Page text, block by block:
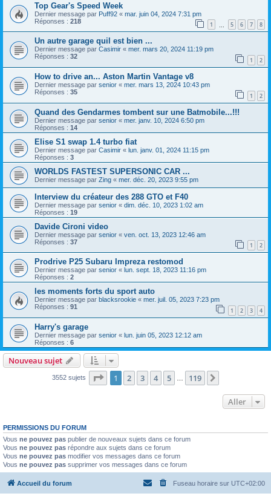
Top Gear's Speed Week
Dernier message par Puff92 « mar. juin 04, 2024 7:31 pm
Réponses : 218 1 5 6 7 8
Un autre garage quil est bien ...
Dernier message par Casimir « mer. mars 20, 2024 11:19 pm
Réponses : 32 1 2
How to drive an... Aston Martin Vantage v8
Dernier message par senior « mer. mars 13, 2024 10:43 pm
Réponses : 35 1 2
Quand des Gendarmes tombent sur une Batmobile...!!!
Dernier message par senior « mer. janv. 10, 2024 6:50 pm
Réponses : 14
Elise S1 swap 1.4 turbo fiat
Dernier message par Casimir « lun. janv. 01, 2024 11:15 pm
Réponses : 3
WORLDS FASTEST SUPERSONIC CAR ...
Dernier message par Zing « mer. déc. 20, 2023 9:55 pm
Interview du créateur des 288 GTO et F40
Dernier message par senior « dim. déc. 10, 2023 1:02 am
Réponses : 19
Davide Cironi video
Dernier message par senior « ven. oct. 13, 2023 12:46 am
Réponses : 37 1 2
Prodrive P25 Subaru Impreza restomod
Dernier message par senior « lun. sept. 18, 2023 11:16 pm
Réponses : 2
les moments forts du sport auto
Dernier message par blacksrookie « mer. juil. 05, 2023 7:23 pm
Réponses : 91 1 2 3 4
Harry's garage
Dernier message par senior « lun. juin 05, 2023 12:12 am
Réponses : 6
Nouveau sujet
3552 sujets Page 1sur119
1 2 3 4 5 119
Aller
PERMISSIONS DU FORUM
Vous ne pouvez pas publier de nouveaux sujets dans ce forum
Vous ne pouvez pas répondre aux sujets dans ce forum
Vous ne pouvez pas modifier vos messages dans ce forum
Vous ne pouvez pas supprimer vos messages dans ce forum
Accueil du forum Fuseau horaire sur UTC+02:00